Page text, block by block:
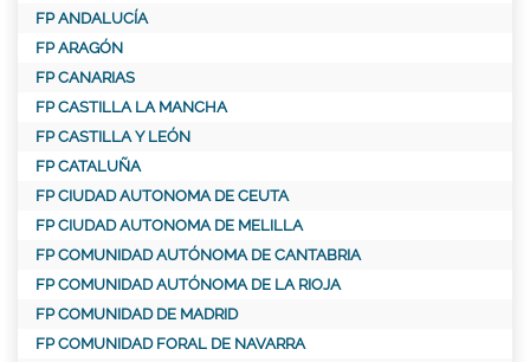
FP ANDALUCÍA
FP ARAGÓN
FP CANARIAS
FP CASTILLA LA MANCHA
FP CASTILLA Y LEÓN
FP CATALUÑA
FP CIUDAD AUTONOMA DE CEUTA
FP CIUDAD AUTONOMA DE MELILLA
FP COMUNIDAD AUTÓNOMA DE CANTABRIA
FP COMUNIDAD AUTÓNOMA DE LA RIOJA
FP COMUNIDAD DE MADRID
FP COMUNIDAD FORAL DE NAVARRA